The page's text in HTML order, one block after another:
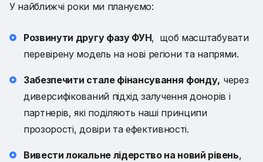
У найближчі роки ми плануємо:
Розвинути другу фазу ФУН, щоб масштабувати
перевірену модель на нові регіони та напрями.
Забезпечити стале фінансування фонду, через
диверсифікований підхід залучення донорів і
партнерів, які поділяють наші принципи
прозорості, довіри та ефективності.
Вивести локальне лідерство на новий рівень,